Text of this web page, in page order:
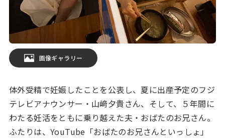
画像ギャラリー
体外受精で妊娠したことを公表し、夏に出産予定のフジ
テレビアナウンサー・山﨑夕貴さん、そして、５年間に
わたる妊活をともに乗り越えた夫・おばたのお兄さん。
ふたりは、YouTube「おばたのお兄さんといっしょ」